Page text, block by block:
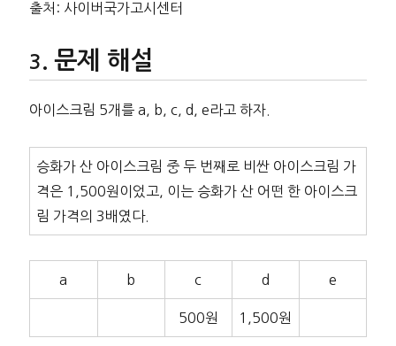
출처: 사이버국가고시센터
문제 해설
아이스크림 5개를 a, b, c, d, e라고 하자.
승화가 산 아이스크림 중 두 번째로 비싼 아이스크림 가
격은 1,500원이었고, 이는 승화가 산 어떤 한 아이스크
림 가격의 3배였다.
a b c d e
500원 1,500원